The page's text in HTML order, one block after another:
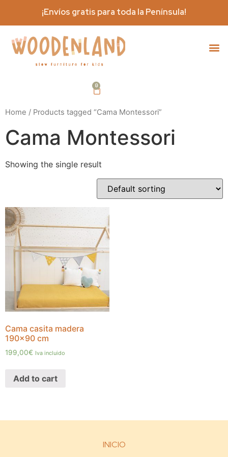
¡Envíos gratis para toda la Península!
Home / Products tagged “Cama Montessori”
Cama Montessori
Showing the single result
Cama casita madera
190×90 cm
199,00€ Iva incluido
Add to cart
INICIO